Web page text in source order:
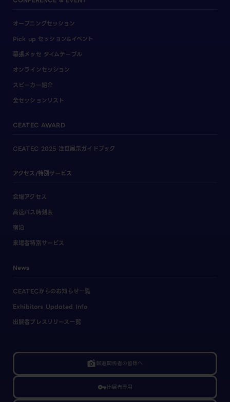
オープニングセッション
Pick up セッション&イベント
幕張メッセ タイムテーブル
オンラインセッション
スピーカー紹介
全セッションリスト
CEATEC AWARD
CEATEC 2025 注目展示ガイドブック
アクセス/特別サービス
会場アクセス
高速バス時刻表
宿泊
来場者特別サービス
News
CEATECからのお知らせ一覧
Exhibitors Updated Info
出展者プレスリリース一覧
linked_camera報道関係者の皆様へ
vpn_key出展者専用